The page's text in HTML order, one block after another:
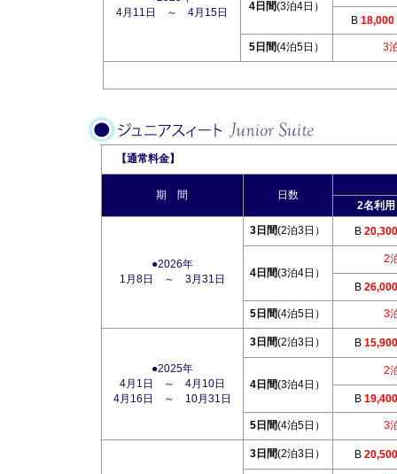
4月11日 ～ 4月15日
4日間(3泊4日）
B 18,000
5日間(4泊5日） 3
【通常料金】
期 間
日数
2名利用
●2026年
1月8日 ～ 3月31日
3日間(2泊3日） B 20,300
4日間(3泊4日）
2
B 26,000
5日間(4泊5日） 3
●2025年
4月1日 ～ 4月10日
4月16日 ～ 10月31日
3日間(2泊3日） B 15,900
4日間(3泊4日）
2
B 19,400
5日間(4泊5日） 3
3日間(2泊3日） B 20,500